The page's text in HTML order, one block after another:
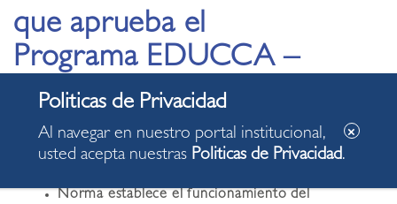
que aprueba el
Programa EDUCCA –
Miraflores
09.06.2023
Norma establece el funcionamiento del
Al navegar en nuestro portal institucional,
usted acepta nuestras Politicas de Privacidad.